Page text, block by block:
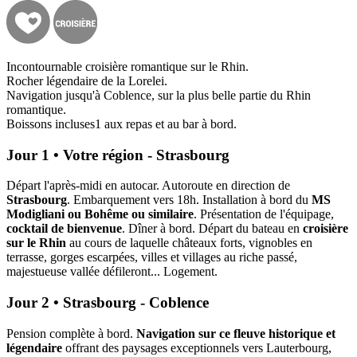
Incontournable croisière romantique sur le Rhin.
Rocher légendaire de la Lorelei.
Navigation jusqu'à Coblence, sur la plus belle partie du Rhin
romantique.
Boissons incluses1 aux repas et au bar à bord.
Jour 1 • Votre région - Strasbourg
Départ l'après-midi en autocar. Autoroute en direction de
Strasbourg. Embarquement vers 18h. Installation à bord du MS
Modigliani ou Bohême ou similaire. Présentation de l'équipage,
cocktail de bienvenue. Dîner à bord. Départ du bateau en croisière
sur le Rhin au cours de laquelle châteaux forts, vignobles en
terrasse, gorges escarpées, villes et villages au riche passé,
majestueuse vallée défileront... Logement.
Jour 2 • Strasbourg - Coblence
Pension complète à bord. Navigation sur ce fleuve historique et
légendaire offrant des paysages exceptionnels vers Lauterbourg,